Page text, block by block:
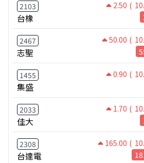
2103 2.50 (
台橡
2467 50.00 (
志聖
1455 0.90 (
集盛
2033 1.70 (
佳大
2308 165.00 (
台達電